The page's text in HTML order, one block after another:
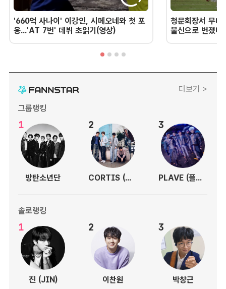
'660억 사나이' 이강인, 시메오네와 첫 포
옹...'AT 7번' 데뷔 초읽기(영상)
청문회장서 무너
불신으로 번졌
더보기 >
그룹랭킹
1
방탄소년단
2
CORTIS (코르티스)
3
PLAVE (플레이브)
솔로랭킹
1
진 (JIN)
2
이찬원
3
박창근